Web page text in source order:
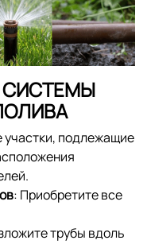
СИСТЕМЫ
участки, подлежащие
: Приобретите все
трубы вдоль